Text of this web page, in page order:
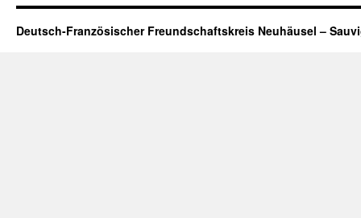
Deutsch-Französischer Freundschaftskreis Neuhäusel –